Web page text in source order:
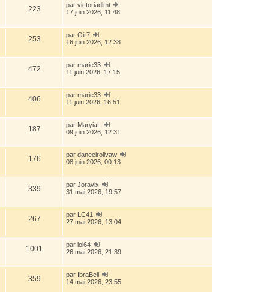
223 par victoriadlmt
17 juin 2026, 11:48
253 par Gir7
16 juin 2026, 12:38
472 par marie33
11 juin 2026, 17:15
406 par marie33
11 juin 2026, 16:51
187 par MaryiaL
09 juin 2026, 12:31
176 par daneelrolivaw
08 juin 2026, 00:13
339 par Joravix
31 mai 2026, 19:57
267 par LC41
27 mai 2026, 13:04
1001 par lol64
26 mai 2026, 21:39
359 par IbraBell
14 mai 2026, 23:55